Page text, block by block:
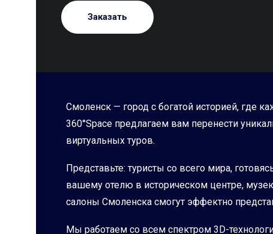
Заказать
Смоленск — город с богатой историей,
360°Space предлагаем вам перенести
виртуальных туров.
Представьте: туристы со всего мира,
вашему отелю в историческом центре,
салоны Смоленска смогут эффектно
Мы работаем со всем спектром 3D-